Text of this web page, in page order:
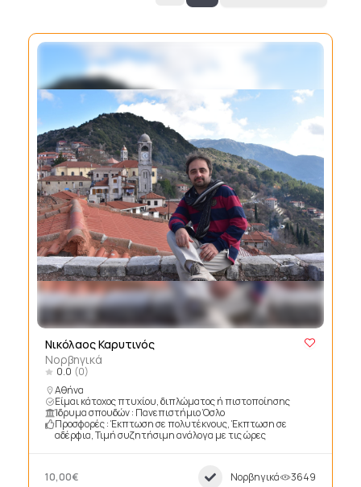
Νικόλαος Καρυτινός
Νορβηγικά
0.0 (0)
Αθήνα
Είμαι κάτοχος πτυχίου, διπλώματος ή πιστοποίησης
Ίδρυμα σπουδών : Πανεπιστήμιο Όσλο
Προσφορές : Έκπτωση σε πολυτέκνους, Έκπτωση σε
αδέρφια, Τιμή συζητήσιμη ανάλογα με τις ώρες
10,00€ Νορβηγικά 3649